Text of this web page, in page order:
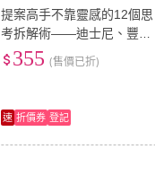
提案高手不靠靈感的12個思
考拆解術――迪士尼、豐
田、時尚大師與樂高都在
355 (售價已折)
速 折價券 登記